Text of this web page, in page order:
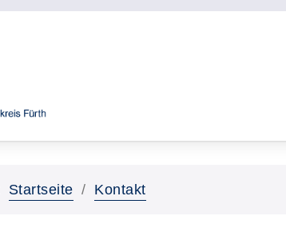
Startseite Kontakt